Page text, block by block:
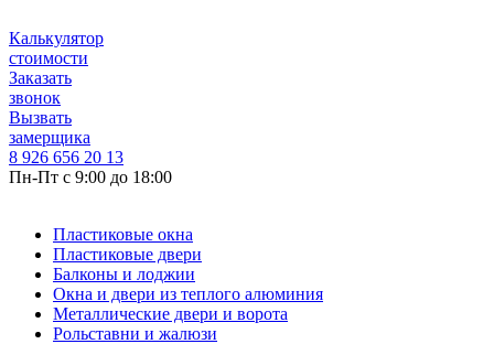
Калькулятор
стоимости
Заказать
звонок
Вызвать
замерщика
8 926 656 20 13
Пн-Пт с 9:00 до 18:00
Пластиковые окна
Пластиковые двери
Балконы и лоджии
Окна и двери из теплого алюминия
Металлические двери и ворота
Рольставни и жалюзи